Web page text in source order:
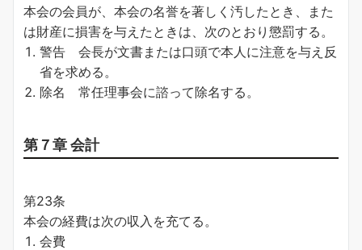
本会の会員が、本会の名誉を著しく汚したとき、また
は財産に損害を与えたときは、次のとおり懲罰する。
警告 会長が文書または口頭で本人に注意を与え反
省を求める。
除名 常任理事会に諮って除名する。
第７章 会計
第23条
本会の経費は次の収入を充てる。
会費